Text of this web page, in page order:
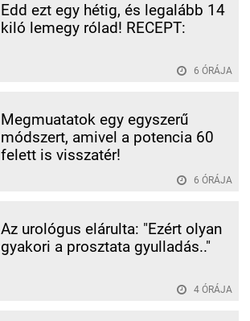
Edd ezt egy hétig, és legalább 14
kiló lemegy rólad! RECEPT:
6 ÓRÁJA
Megmuatatok egy egyszerű
módszert, amivel a potencia 60
felett is visszatér!
6 ÓRÁJA
Az urológus elárulta: "Ezért olyan
gyakori a prosztata gyulladás.."
4 ÓRÁJA